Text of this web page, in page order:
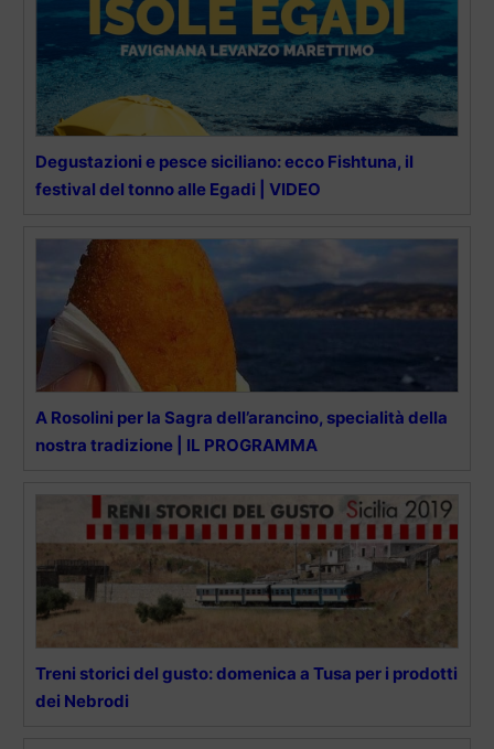
Degustazioni e pesce siciliano: ecco Fishtuna, il
festival del tonno alle Egadi | VIDEO
A Rosolini per la Sagra dell’arancino, specialità della
nostra tradizione | IL PROGRAMMA
Treni storici del gusto: domenica a Tusa per i prodotti
dei Nebrodi